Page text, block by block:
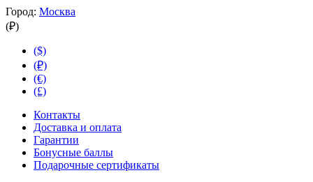
Город: Москва
(₽)
($)
(₽)
(€)
(£)
Контакты
Доставка и оплата
Гарантии
Бонусные баллы
Подарочные сертификаты